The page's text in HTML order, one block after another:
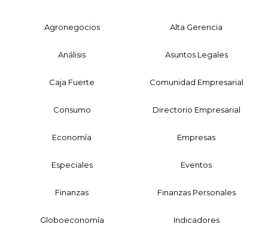
Agronegocios Alta Gerencia
Análisis Asuntos Legales
Caja Fuerte Comunidad Empresarial
Consumo Directorio Empresarial
Economía Empresas
Especiales Eventos
Finanzas Finanzas Personales
Globoeconomía Indicadores